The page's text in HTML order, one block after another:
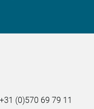
+31 (0)570 69 79 11